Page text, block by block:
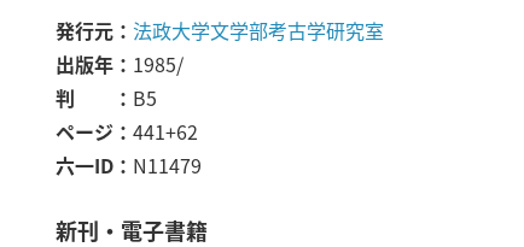
発行元
法政大学文学部考古学研究室
出版年
1985/
判
B5
ページ
441+62
六一ID
N11479
新刊・電子書籍